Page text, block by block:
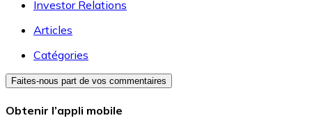
Investor Relations
Articles
Catégories
Faites-nous part de vos commentaires
Obtenir l’appli mobile